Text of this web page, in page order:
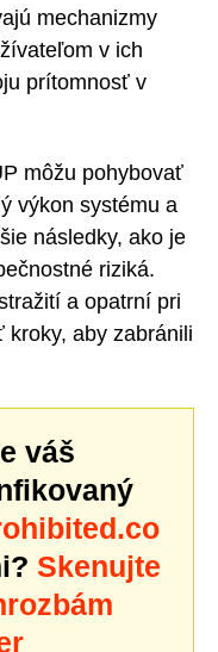
mechanizmy
v ich
prítomnosť v
môžu pohybovať
výkon systému a
následky, ako je
riziká.
a opatrní pri
aby zabránili
váš
Skenujte